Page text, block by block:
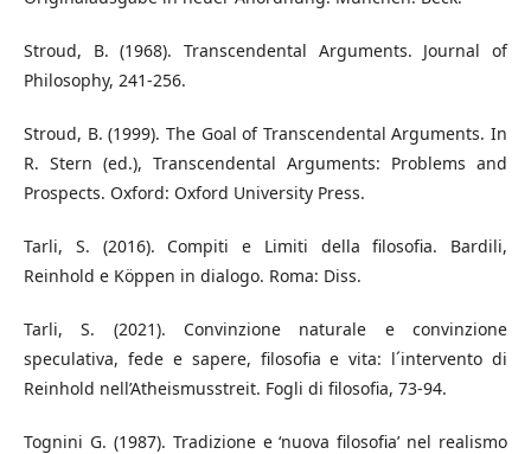
Stroud, B. (1968). Transcendental Arguments. Journal of
Philosophy, 241-256.
Stroud, B. (1999). The Goal of Transcendental Arguments. In
R. Stern (ed.), Transcendental Arguments: Problems and
Prospects. Oxford: Oxford University Press.
Tarli, S. (2016). Compiti e Limiti della filosofia. Bardili,
Reinhold e Köppen in dialogo. Roma: Diss.
Tarli, S. (2021). Convinzione naturale e convinzione
speculativa, fede e sapere, filosofia e vita: l´intervento di
Reinhold nell’Atheismusstreit. Fogli di filosofia, 73-94.
Tognini G. (1987). Tradizione e ‘nuova filosofia’ nel realismo